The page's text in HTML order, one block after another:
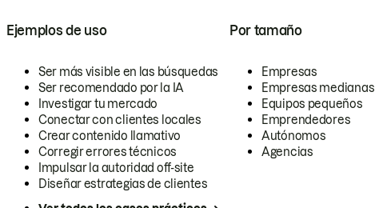
Ejemplos de uso
Ser más visible en las búsquedas
Ser recomendado por la IA
Investigar tu mercado
Conectar con clientes locales
Crear contenido llamativo
Corregir errores técnicos
Impulsar la autoridad off-site
Diseñar estrategias de clientes
Por tamaño
Empresas
Empresas medianas
Equipos pequeños
Emprendedores
Autónomos
Agencias